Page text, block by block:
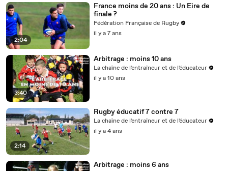
2:04
France moins de 20 ans : Un Eire de
finale ?
Fédération Française de Rugby
il y a 7 ans
3:40
Arbitrage : moins 10 ans
La chaîne de l'entraîneur et de l'éducateur
il y a 10 ans
2:14
Rugby éducatif 7 contre 7
La chaîne de l'entraîneur et de l'éducateur
il y a 4 ans
Arbitrage : moins 6 ans